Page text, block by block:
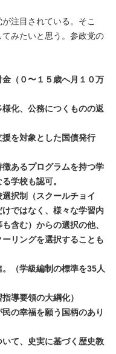
注目されている。そこ
みたいと思う。参政党の
金（０〜１５歳へ月１０万
化、公務につくものの返
援を対象とした国債発行
徴あるプログラムを持つ学
学校も認可。
択制（スクールチョイ
ではなく、様々な学習内
含む）からの選択の他、
リングを選択することも
（学級編制の標準を35人
導要領の大綱化）
の幸福を願う国柄のあり
いて、史実に基づく歴史教